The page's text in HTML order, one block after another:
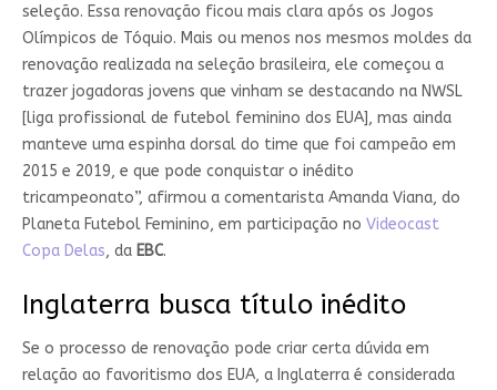
seleção. Essa renovação ficou mais clara após os Jogos
Olímpicos de Tóquio. Mais ou menos nos mesmos moldes da
renovação realizada na seleção brasileira, ele começou a
trazer jogadoras jovens que vinham se destacando na NWSL
[liga profissional de futebol feminino dos EUA], mas ainda
manteve uma espinha dorsal do time que foi campeão em
2015 e 2019, e que pode conquistar o inédito
tricampeonato”, afirmou a comentarista Amanda Viana, do
Planeta Futebol Feminino, em participação no Videocast
Copa Delas, da EBC.
Inglaterra busca título inédito
Se o processo de renovação pode criar certa dúvida em
relação ao favoritismo dos EUA, a Inglaterra é considerada